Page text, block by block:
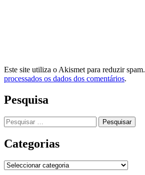
Este site utiliza o Akismet para reduzir spam.
processados os dados dos comentários.
Pesquisa
Pesquisar
por:
Categorias
Categorias